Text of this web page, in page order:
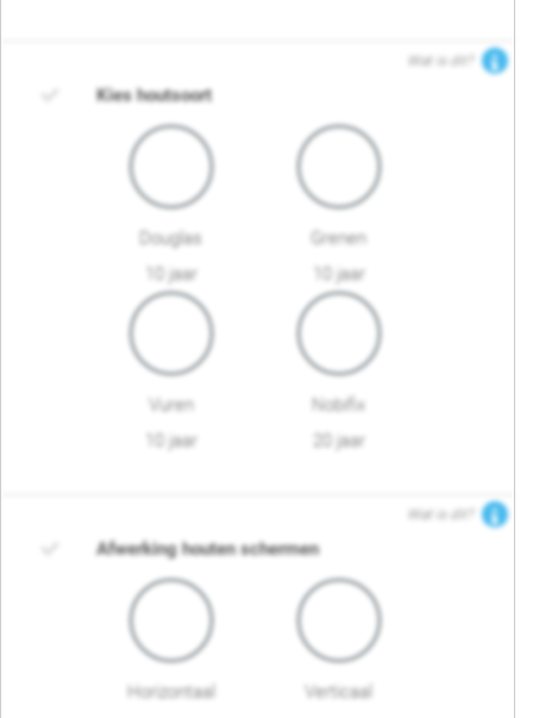
Wat is dit?
Kies houtsoort
Douglas
10 jaar
Grenen
10 jaar
Vuren
10 jaar
Nobifix
20 jaar
Wat is dit?
Afwerking houten schermen
Horizontaal Verticaal